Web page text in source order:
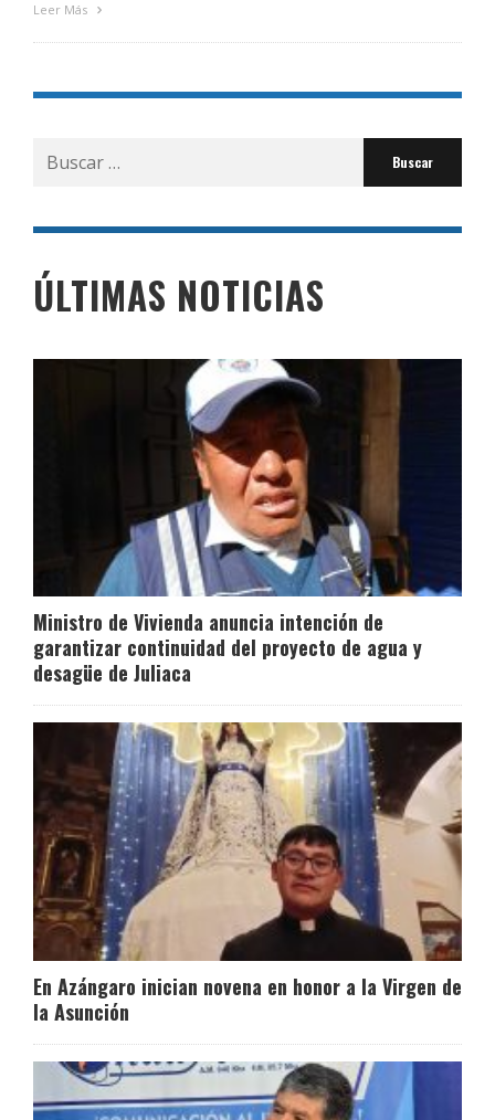
Leer Más
Buscar
por:
ÚLTIMAS NOTICIAS
Ministro de Vivienda anuncia intención de
garantizar continuidad del proyecto de agua y
desagüe de Juliaca
En Azángaro inician novena en honor a la Virgen de
la Asunción